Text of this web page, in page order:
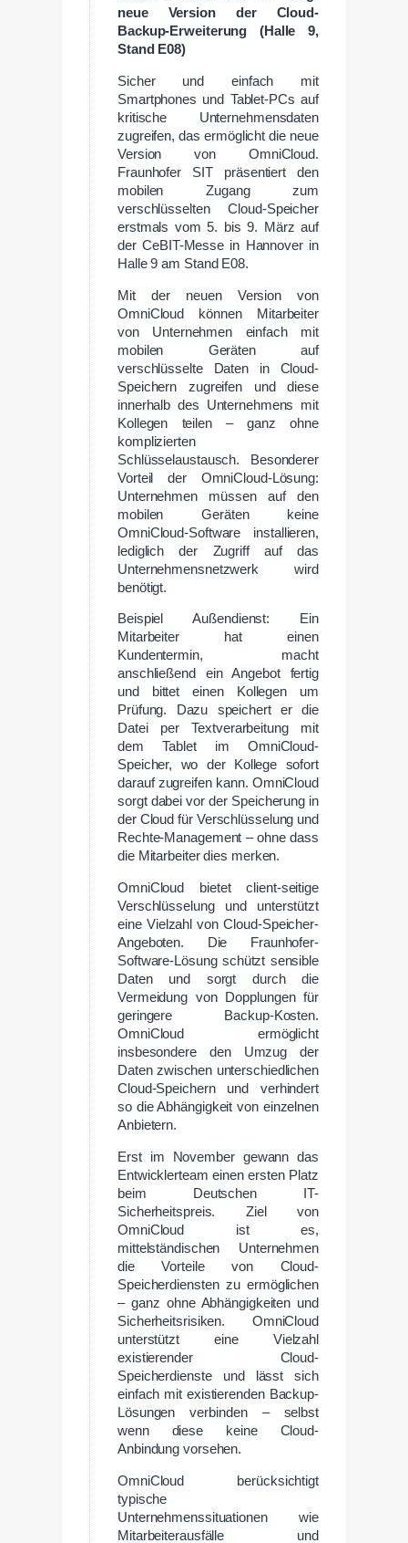
neue Version der Cloud-
Backup-Erweiterung (Halle 9,
Stand E08)
Sicher und einfach mit
Smartphones und Tablet-PCs auf
kritische Unternehmensdaten
zugreifen, das ermöglicht die neue
Version von OmniCloud.
Fraunhofer SIT präsentiert den
mobilen Zugang zum
verschlüsselten Cloud-Speicher
erstmals vom 5. bis 9. März auf
der CeBIT-Messe in Hannover in
Halle 9 am Stand E08.
Mit der neuen Version von
OmniCloud können Mitarbeiter
von Unternehmen einfach mit
mobilen Geräten auf
verschlüsselte Daten in Cloud-
Speichern zugreifen und diese
innerhalb des Unternehmens mit
Kollegen teilen – ganz ohne
komplizierten
Schlüsselaustausch. Besonderer
Vorteil der OmniCloud-Lösung:
Unternehmen müssen auf den
mobilen Geräten keine
OmniCloud-Software installieren,
lediglich der Zugriff auf das
Unternehmensnetzwerk wird
benötigt.
Beispiel Außendienst: Ein
Mitarbeiter hat einen
Kundentermin, macht
anschließend ein Angebot fertig
und bittet einen Kollegen um
Prüfung. Dazu speichert er die
Datei per Textverarbeitung mit
dem Tablet im OmniCloud-
Speicher, wo der Kollege sofort
darauf zugreifen kann. OmniCloud
sorgt dabei vor der Speicherung in
der Cloud für Verschlüsselung und
Rechte-Management – ohne dass
die Mitarbeiter dies merken.
OmniCloud bietet client-seitige
Verschlüsselung und unterstützt
eine Vielzahl von Cloud-Speicher-
Angeboten. Die Fraunhofer-
Software-Lösung schützt sensible
Daten und sorgt durch die
Vermeidung von Dopplungen für
geringere Backup-Kosten.
OmniCloud ermöglicht
insbesondere den Umzug der
Daten zwischen unterschiedlichen
Cloud-Speichern und verhindert
so die Abhängigkeit von einzelnen
Anbietern.
Erst im November gewann das
Entwicklerteam einen ersten Platz
beim Deutschen IT-
Sicherheitspreis. Ziel von
OmniCloud ist es,
mittelständischen Unternehmen
die Vorteile von Cloud-
Speicherdiensten zu ermöglichen
– ganz ohne Abhängigkeiten und
Sicherheitsrisiken. OmniCloud
unterstützt eine Vielzahl
existierender Cloud-
Speicherdienste und lässt sich
einfach mit existierenden Backup-
Lösungen verbinden – selbst
wenn diese keine Cloud-
Anbindung vorsehen.
OmniCloud berücksichtigt
typische
Unternehmenssituationen wie
Mitarbeiterausfälle und